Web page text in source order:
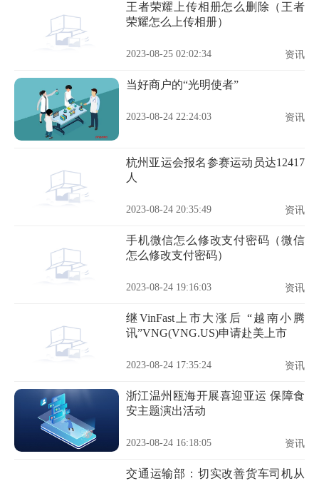
王者荣耀上传相册怎么删除（王者
荣耀怎么上传相册）
2023-08-25 02:02:34 资讯
当好商户的“光明使者”
2023-08-24 22:24:03 资讯
杭州亚运会报名参赛运动员达12417
人
2023-08-24 20:35:49 资讯
手机微信怎么修改支付密码（微信
怎么修改支付密码）
2023-08-24 19:16:03 资讯
继VinFast上市大涨后 “越南小腾
讯”VNG(VNG.US)申请赴美上市
2023-08-24 17:35:24 资讯
浙江温州瓯海开展喜迎亚运 保障食
安主题演出活动
2023-08-24 16:18:05 资讯
交通运输部：切实改善货车司机从